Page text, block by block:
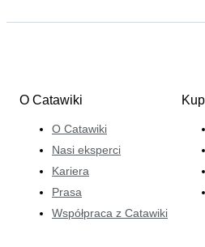
O Catawiki
O Catawiki
Nasi eksperci
Kariera
Prasa
Współpraca z Catawiki